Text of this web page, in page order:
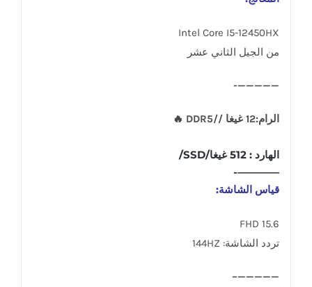
Intel Core I5-12450HX
من الجيل الثاني عشر
—————-
الرام:12 غيغا //DDR5 🔥
الهارد : 512 غيغا/SSD/
————-
قياس الشاشة:
15.6 FHD
تردد الشاشة: 144HZ
—————–